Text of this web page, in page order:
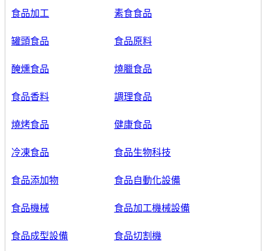
食品加工 素食食品
罐頭食品 食品原料
醃燻食品 燒臘食品
食品香料 調理食品
燒烤食品 健康食品
冷凍食品 食品生物科技
食品添加物 食品自動化設備
食品機械 食品加工機械設備
食品成型設備 食品切割機